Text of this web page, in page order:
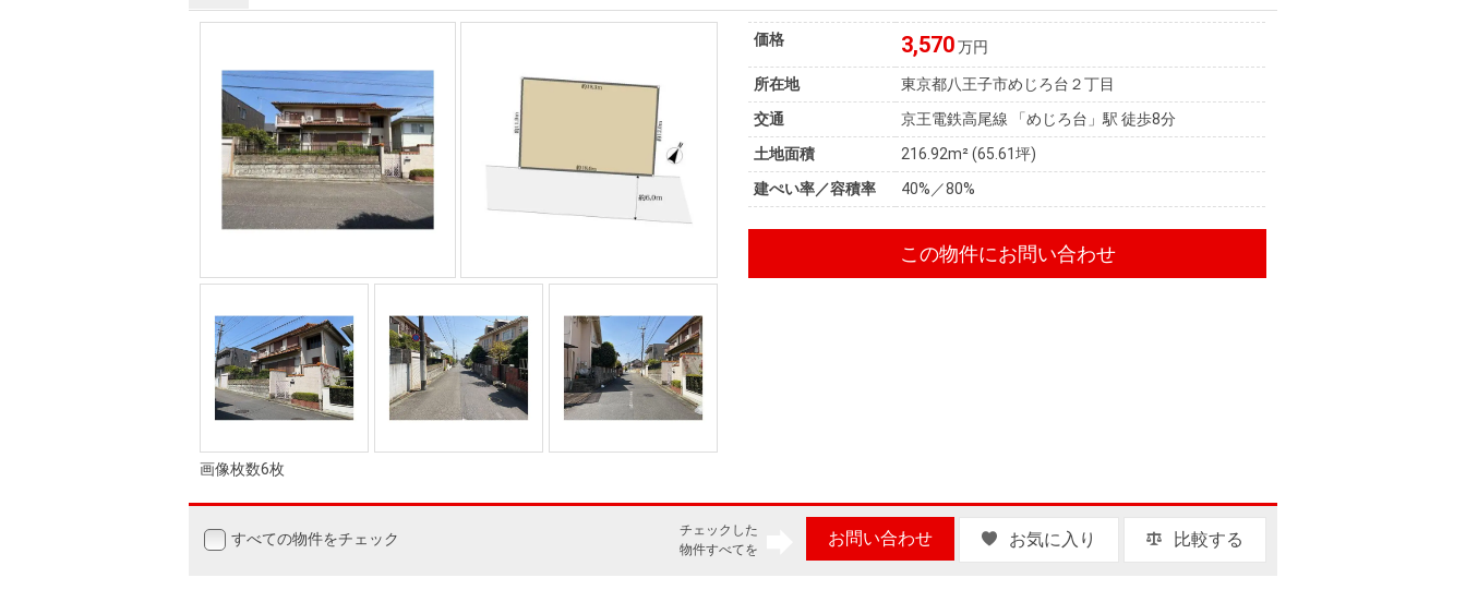
画像枚数6枚
価格 3,570万円
所在地
東京都八王子市めじろ台２丁目
交通
京王電鉄高尾線 「めじろ台」駅 徒歩8分
土地面積
216.92m² (65.61坪)
建ぺい率／容積率
40%／80%
この物件にお問い合わせ
すべての物件をチェック
チェックした
物件すべてを
お問い合わせ お気に入り 比較する